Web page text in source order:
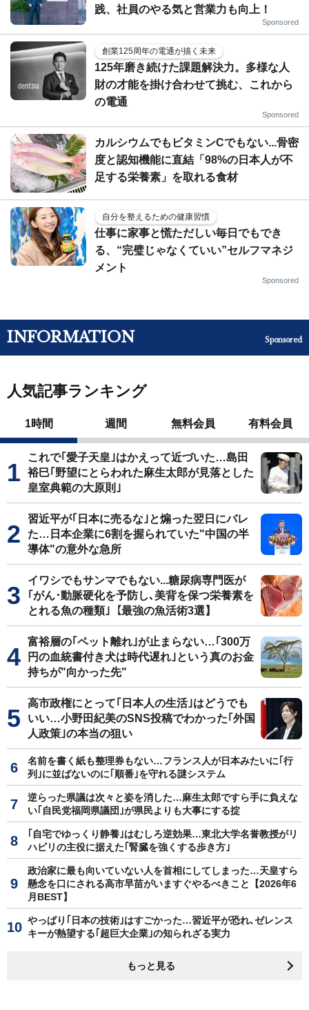
践、社員のやる気と営業力も向上！
Sponsored
創業125周年の電通が描く未来
125年磨き続けた課題解決力。多様な人
財の才能を掛け合わせて挑む、これから
の電通
Sponsored
カルシウムでもビタミンCでもない...骨密
度と認知機能に直結「98%の日本人が不
足する栄養素」を取れる食材
自分を整えるための健康習慣
仕事に家事と慌ただしい毎日でもでき
る、“完璧じゃなくていい”セルフマネジ
メント
Sponsored
INFORMATION Sponsored
人気記事ランキング
1時間 週間 無料会員 有料会員
これで｢愛子天皇｣はかえって近づいた…島田
裕巳｢野望にとらわれた麻生太郎が見落とした
皇室典範の大原則｣
習近平が｢日本に売るな｣と煽った翌日にバレ
た…日本企業に6割を握られていた"中国の半
導体"の意外な急所
イワシでもサンマでもない...糖尿病専門医が
｢がん･動脈硬化を予防し､美背を保つ栄養素を
とれる魚の種類｣【最強の魚活術3選】
富裕層の｢ペット離れ｣が止まらない…｢300万
円の血統書付き犬は時代遅れ｣という真のお金
持ちが"向かった先"
高市政権にとって｢日本人の生活｣はどうでも
いい…小野田紀美のSNS投稿でわかった｢外国
人政策｣の本当の狙い
名前を書く紙も整理券もない…フランス人が日本みたいに｢行
列｣に並ばないのに｢順番｣を守れる謎システム
逆らった県議は次々と姿を消した…麻生太郎ですら手に負えな
い｢自民党福岡県議団｣が県民よりも大事にする掟
｢自宅でゆっくり静養｣はむしろ逆効果…東北大学名誉教授がリ
ハビリの主役に据えた｢腎臓を強くする歩き方｣
政治家に最も向いていない人を首相にしてしまった…天皇すら
懸念を口にされる高市早苗がいますぐやるべきこと【2026年6
月BEST】
やっぱり｢日本の技術｣はすごかった…習近平が恐れ､ゼレンス
キーが熱望する｢超巨大企業｣の知られざる実力
もっと見る